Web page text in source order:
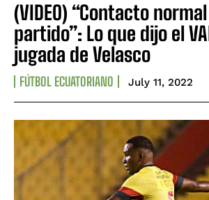
(VIDEO) “Contacto
partido”: Lo que dijo el
jugada de Velasco
FÚTBOL ECUATORIANO July 11, 2022